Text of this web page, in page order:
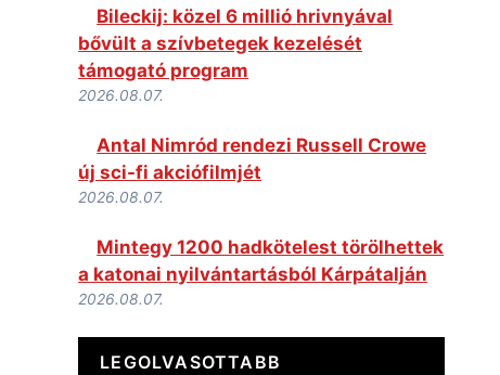
Bileckij: közel 6 millió hrivnyával
bővült a szívbetegek kezelését
támogató program
2026.08.07.
Antal Nimród rendezi Russell Crowe
új sci-fi akciófilmjét
2026.08.07.
Mintegy 1200 hadkötelest törölhettek
a katonai nyilvántartásból Kárpátalján
2026.08.07.
LEGOLVASOTTABB